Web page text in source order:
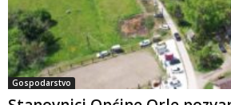
Gospodarstvo